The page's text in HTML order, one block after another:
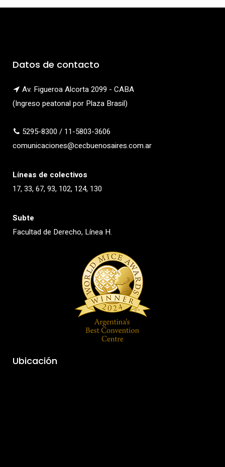
Datos de contacto
Av. Figueroa Alcorta 2099 - CABA
(Ingreso peatonal por Plaza Brasil)
5295-8300 / 11-5803-3606
comunicaciones@cecbuenosaires.com.ar
Líneas de colectivos
17, 33, 67, 93, 102, 124, 130
Subte
Facultad de Derecho, Línea H.
Ubicación